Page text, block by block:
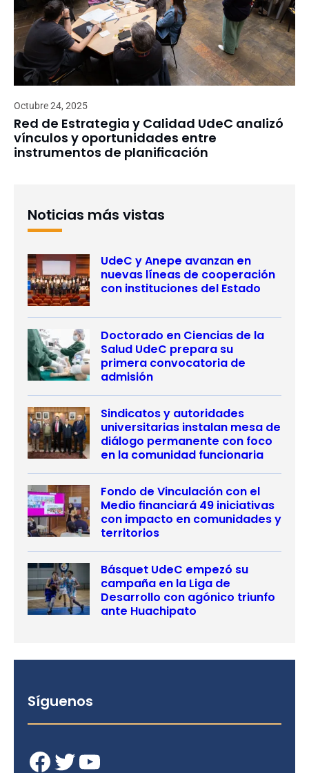
Octubre 24, 2025
Red de Estrategia y Calidad UdeC analizó
vínculos y oportunidades entre
instrumentos de planificación
Noticias más vistas
UdeC y Anepe avanzan en
nuevas líneas de cooperación
con instituciones del Estado
Doctorado en Ciencias de la
Salud UdeC prepara su
primera convocatoria de
admisión
Sindicatos y autoridades
universitarias instalan mesa de
diálogo permanente con foco
en la comunidad funcionaria
Fondo de Vinculación con el
Medio financiará 49 iniciativas
con impacto en comunidades y
territorios
Básquet UdeC empezó su
campaña en la Liga de
Desarrollo con agónico triunfo
ante Huachipato
Síguenos
Facebook Twitter YouTube